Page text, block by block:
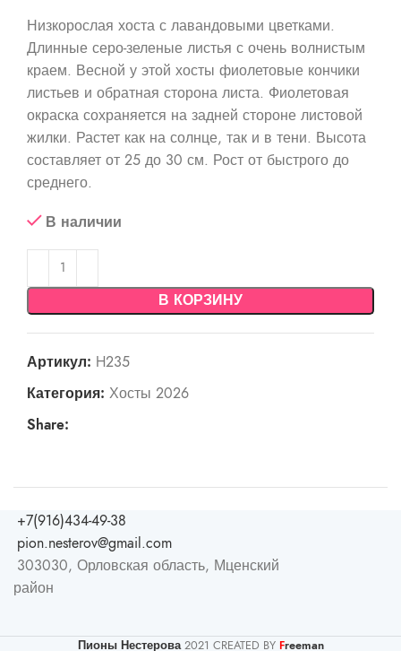
Низкорослая хоста с лавандовыми цветками.
Длинные серо-зеленые листья с очень волнистым
краем. Весной у этой хосты фиолетовые кончики
листьев и обратная сторона листа. Фиолетовая
окраска сохраняется на задней стороне листовой
жилки. Растет как на солнце, так и в тени. Высота
составляет от 25 до 30 см. Рост от быстрого до
среднего.
В наличии
В КОРЗИНУ
Артикул: H235
Категория: Хосты 2026
Share:
+7(916)434-49-38
pion.nesterov@gmail.com
303030, Орловская область, Мценский
район
Пионы Нестерова 2021 CREATED BY Freeman